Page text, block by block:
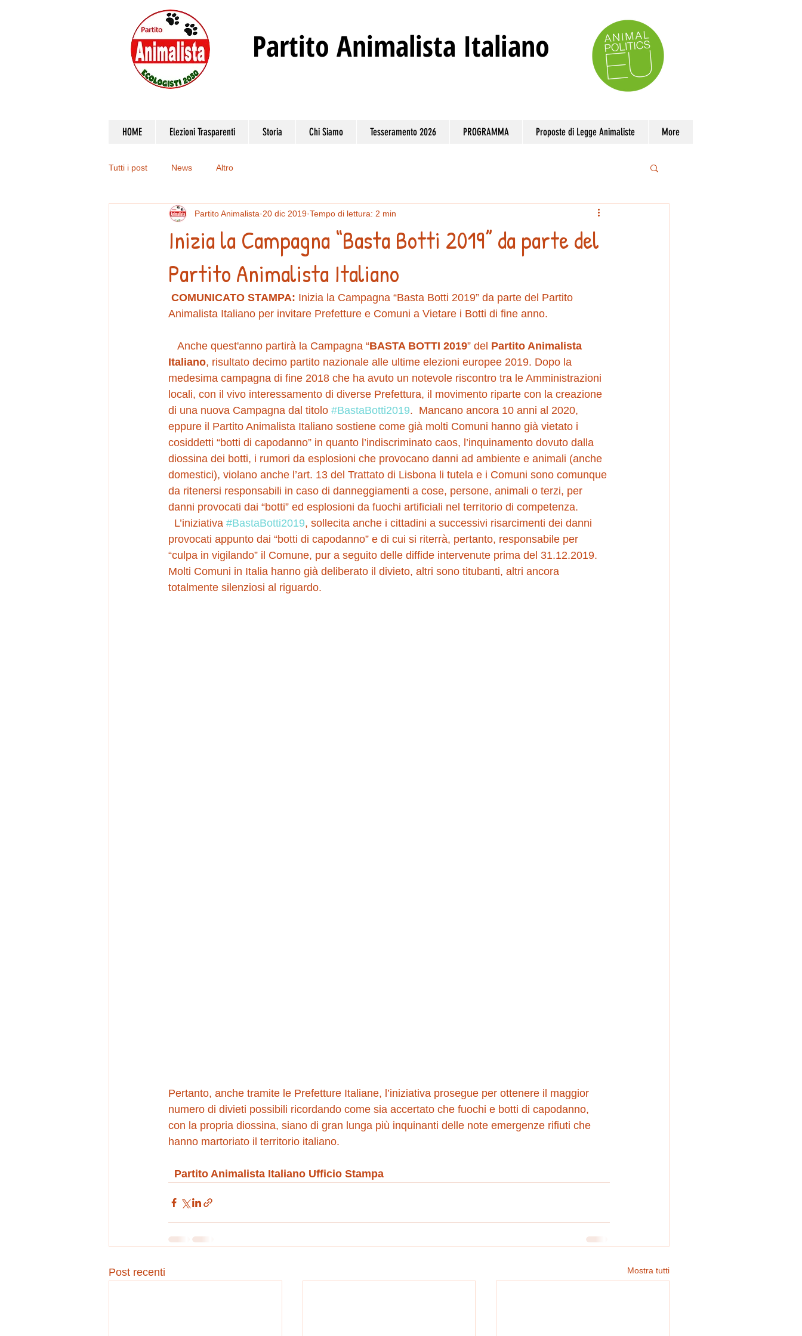
Partito Animalista Italiano
HOME Elezioni Trasparenti Storia Chi Siamo Tesseramento 2026 PROGRAMMA Proposte di Legge Animaliste More
Tutti i post News Altro
Inizia la Campagna “Basta Botti 2019” da parte del
Partito Animalista Italiano
Partito Animalista 20 dic 2019 Tempo di lettura: 2 min
COMUNICATO STAMPA: Inizia la Campagna “Basta Botti 2019” da parte del Partito
Animalista Italiano per invitare Prefetture e Comuni a Vietare i Botti di fine anno.
   Anche quest'anno partirà la Campagna “
BASTA BOTTI 2019” del Partito Animalista
Italiano, risultato decimo partito nazionale alle ultime elezioni europee 2019. Dopo la
medesima campagna di fine 2018 che ha avuto un notevole riscontro tra le Amministrazioni
locali, con il vivo interessamento di diverse Prefettura, il movimento riparte con la creazione
di una nuova Campagna dal titolo #BastaBotti2019.  Mancano ancora 10 anni al 2020,
eppure il Partito Animalista Italiano sostiene come già molti Comuni hanno già vietato i
cosiddetti “botti di capodanno” in quanto l’indiscriminato caos, l’inquinamento dovuto dalla
diossina dei botti, i rumori da esplosioni che provocano danni ad ambiente e animali (anche
domestici), violano anche l’art. 13 del Trattato di Lisbona li tutela e i Comuni sono comunque
da ritenersi responsabili in caso di danneggiamenti a cose, persone, animali o terzi, per
danni provocati dai “botti” ed esplosioni da fuochi artificiali nel territorio di competenza.
  L’iniziativa
#BastaBotti2019, sollecita anche i cittadini a successivi risarcimenti dei danni
provocati appunto dai “botti di capodanno” e di cui si riterrà, pertanto, responsabile per
“culpa in vigilando” il Comune, pur a seguito delle diffide intervenute prima del 31.12.2019.
Molti Comuni in Italia hanno già deliberato il divieto, altri sono titubanti, altri ancora
totalmente silenziosi al riguardo.
Pertanto, anche tramite le Prefetture Italiane, l’iniziativa prosegue per ottenere il maggior
numero di divieti possibili ricordando come sia accertato che fuochi e botti di capodanno,
con la propria diossina, siano di gran lunga più inquinanti delle note emergenze rifiuti che
hanno martoriato il territorio italiano.
Partito Animalista Italiano Ufficio Stampa
Post recenti Mostra tutti